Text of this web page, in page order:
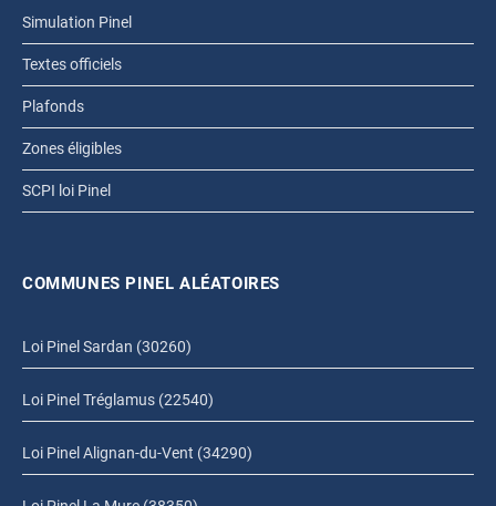
Simulation Pinel
Textes officiels
Plafonds
Zones éligibles
SCPI loi Pinel
COMMUNES PINEL ALÉATOIRES
Loi Pinel Sardan (30260)
Loi Pinel Tréglamus (22540)
Loi Pinel Alignan-du-Vent (34290)